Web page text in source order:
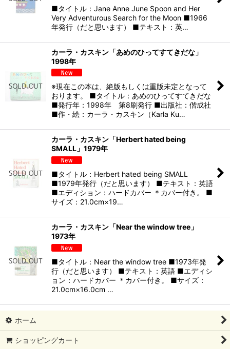
■タイトル：Jane Anne June Spoon and Her
Very Adventurous Search for the Moon ■1966
年発行（だと思います） ■テキスト：英…
カーラ・カスキン「あめのひってすてきだな」
1998年
※現在この本は、絶版もしくは重版未定となって
おります。 ■タイトル：あめのひってすてきだな
■発行年：1998年 第8刷発行 ■出版社：偕成社
■作・絵：カーラ・カスキン（Karla Ku…
カーラ・カスキン「Herbert hated being
SMALL」1979年
■タイトル：Herbert hated being SMALL
■1979年発行（だと思います） ■テキスト：英語
■エディション：ハードカバー ＊カバー付き。 ■
サイズ：21.0cm×19…
カーラ・カスキン「Near the window tree」
1973年
■タイトル：Near the window tree ■1973年発
行（だと思います） ■テキスト：英語 ■エディシ
ョン：ハードカバー ＊カバー付き。 ■サイズ：
21.0cm×16.0cm …
ホーム
ショッピングカート